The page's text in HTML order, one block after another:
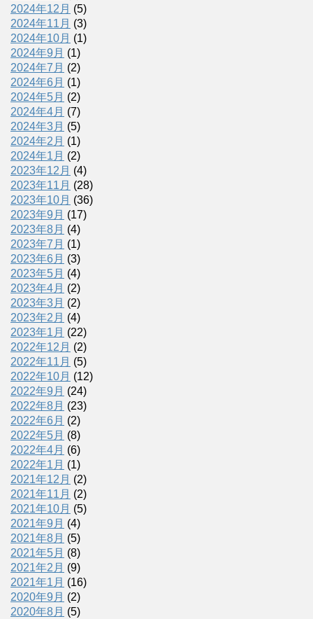
2024年12月 (5)
2024年11月 (3)
2024年10月 (1)
2024年9月 (1)
2024年7月 (2)
2024年6月 (1)
2024年5月 (2)
2024年4月 (7)
2024年3月 (5)
2024年2月 (1)
2024年1月 (2)
2023年12月 (4)
2023年11月 (28)
2023年10月 (36)
2023年9月 (17)
2023年8月 (4)
2023年7月 (1)
2023年6月 (3)
2023年5月 (4)
2023年4月 (2)
2023年3月 (2)
2023年2月 (4)
2023年1月 (22)
2022年12月 (2)
2022年11月 (5)
2022年10月 (12)
2022年9月 (24)
2022年8月 (23)
2022年6月 (2)
2022年5月 (8)
2022年4月 (6)
2022年1月 (1)
2021年12月 (2)
2021年11月 (2)
2021年10月 (5)
2021年9月 (4)
2021年8月 (5)
2021年5月 (8)
2021年2月 (9)
2021年1月 (16)
2020年9月 (2)
2020年8月 (5)